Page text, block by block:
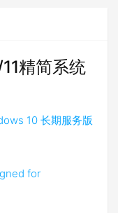
精简系统
10 长期服务版
for